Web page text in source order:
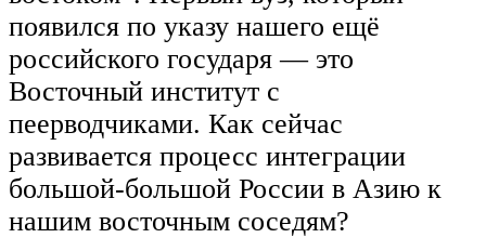
появился по указу нашего ещё
российского государя — это
Восточный институт с
пеерводчиками. Как сейчас
развивается процесс интеграции
большой-большой России в Азию к
нашим восточным соседям?